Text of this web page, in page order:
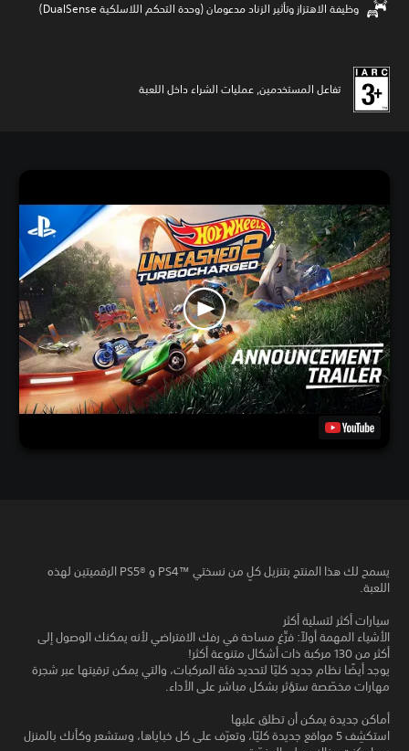
وظيفة الاهتزاز وتأثير الزناد مدعومان (وحدة التحكم اللاسلكية DualSense‏)
تفاعل المستخدمين, عمليات الشراء داخل اللعبة
يسمح لك هذا المنتج بتنزيل كلٍ من نسختي PS4™‎ و PS5®‎ الرقميتين لهذه
اللعبة.
سيارات أكثر لتسلية أكثر
الأشياء المهمة أولاً: فرِّغ مساحة في رفك الافتراضي لأنه يمكنك الوصول إلى
أكثر من 130 مركبة ذات أشكال متنوعة أكثر!
يوجد أيضًا نظام جديد كليًا لتحديد فئة المركبات، والتي يمكن ترقيتها عبر شجرة
مهارات مخصّصة ستؤثر بشكل مباشر على الأداء.
أماكن جديدة يمكن أن تطلق عليها
استكشِف 5 مواقع جديدة كليًا، وتعرّف على كل خباياها، وستشعر وكأنك بالمنزل